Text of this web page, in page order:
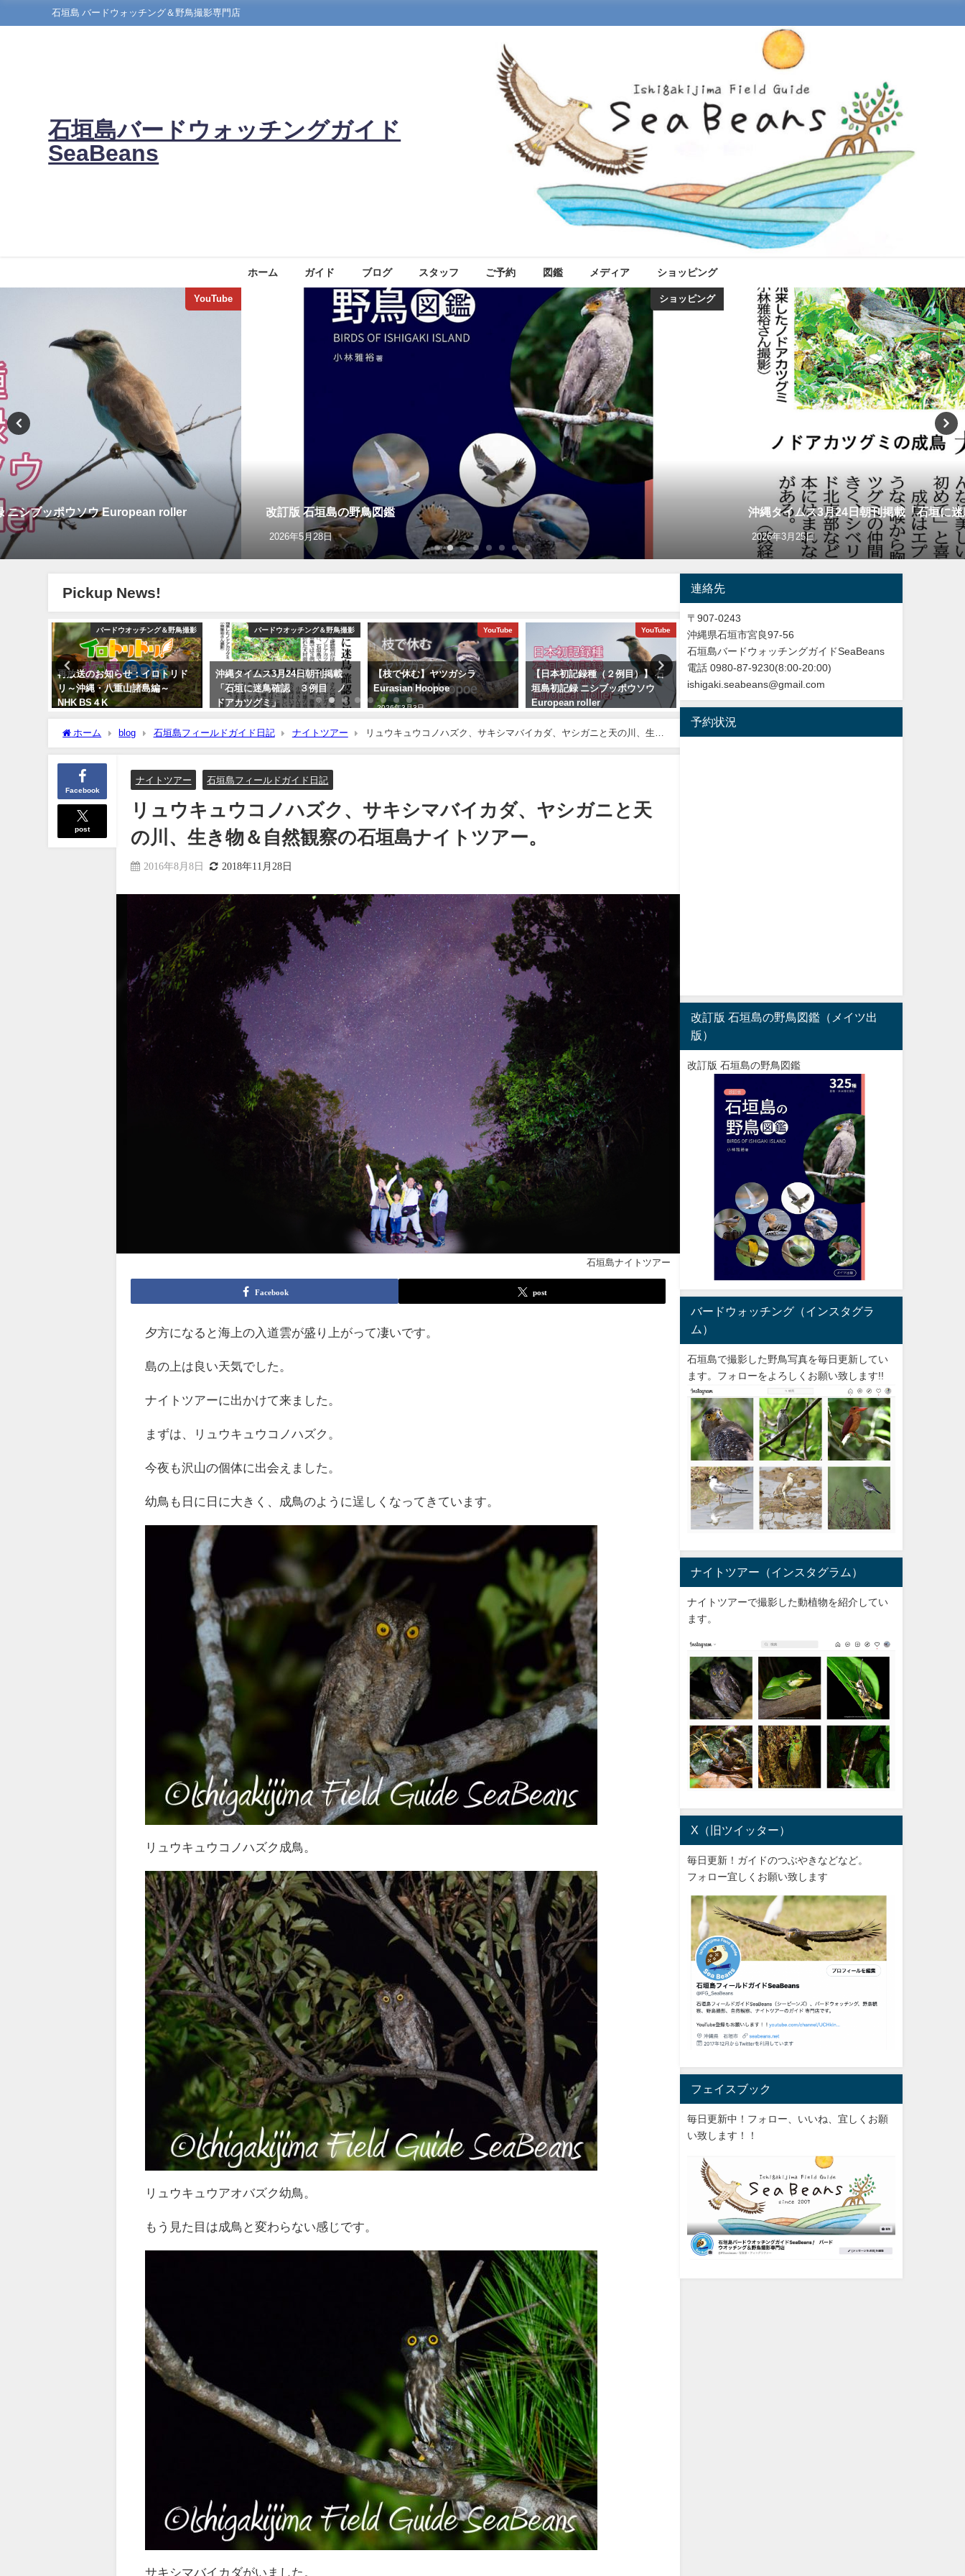
石垣島 バードウォッチング＆野鳥撮影専門店
石垣島バードウォッチングガイド
SeaBeans
ホーム ガイド ブログ スタッフ ご予約 図鑑 メディア ショッピング
YouTube
ニシブッポウソウ European roller
ショッピング
改訂版 石垣島の野鳥図鑑
2026年5月28日
沖縄タイムス3月24日朝刊掲載「石垣
2026年3月25日
Pickup News!
バードウオッチング＆野鳥撮影
再放送のお知らせ：イロトリド
リ～沖縄・八重山諸島編～
NHK BS４K
バードウオッチング＆野鳥撮影
沖縄タイムス3月24日朝刊掲載
「石垣に迷鳥確認 ３例目 ノ
ドアカツグミ」
YouTube
【枝で休む】ヤツガシラ
Eurasian Hoopoe
2026年3月3日
YouTube
【日本初記録種（２例目）】 石
垣島初記録 ニシブッポウソウ
European roller
ショッピング
改訂版 石垣島の野鳥図鑑
Kingfisher
ホーム blog 石垣島フィールドガイド日記 ナイトツアー
リュウキュウコノハズク、サキシマバイカダ、ヤシガニと天の川、生き
物＆自然観察の石垣島ナイトツアー。
Facebook
post
ナイトツアー 石垣島フィールドガイド日記
リュウキュウコノハズク、サキシマバイカダ、ヤシガニと天
の川、生き物＆自然観察の石垣島ナイトツアー。
2016年8月8日 2018年11月28日
石垣島ナイトツアー
Facebook post
夕方になると海上の入道雲が盛り上がって凄いです。
島の上は良い天気でした。
ナイトツアーに出かけて来ました。
まずは、リュウキュウコノハズク。
今夜も沢山の個体に出会えました。
幼鳥も日に日に大きく、成鳥のように逞しくなってきています。
リュウキュウコノハズク成鳥。
リュウキュウアオバズク幼鳥。
もう見た目は成鳥と変わらない感じです。
サキシマバイカダがいました。
連絡先
〒907-0243
沖縄県石垣市宮良97-56
石垣島バードウォッチングガイドSeaBeans
電話 0980-87-9230(8:00-20:00)
ishigaki.seabeans@gmail.com
予約状況
改訂版 石垣島の野鳥図鑑（メイツ出
版）
改訂版 石垣島の野鳥図鑑
バードウォッチング（インスタグラ
ム）
石垣島で撮影した野鳥写真を毎日更新してい
ます。フォローをよろしくお願い致します!!
ナイトツアー（インスタグラム）
ナイトツアーで撮影した動植物を紹介してい
ます。
X（旧ツイッター）
毎日更新！ガイドのつぶやきなどなど。
フォロー宜しくお願い致します
フェイスブック
毎日更新中！フォロー、いいね、宜しくお願
い致します！！